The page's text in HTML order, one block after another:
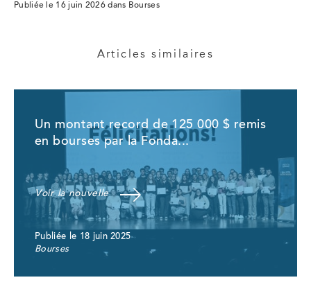
Publiée le 16 juin 2026 dans Bourses
Articles similaires
Un montant record de 125 000 $ remis
en bourses par la Fonda...
Voir la nouvelle
Publiée le 18 juin 2025
Bourses